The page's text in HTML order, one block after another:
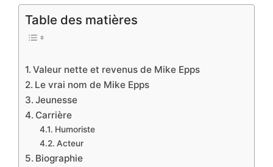
Table des matières
Valeur nette et revenus de Mike Epps
Le vrai nom de Mike Epps
Jeunesse
Carrière
Humoriste
Acteur
Biographie